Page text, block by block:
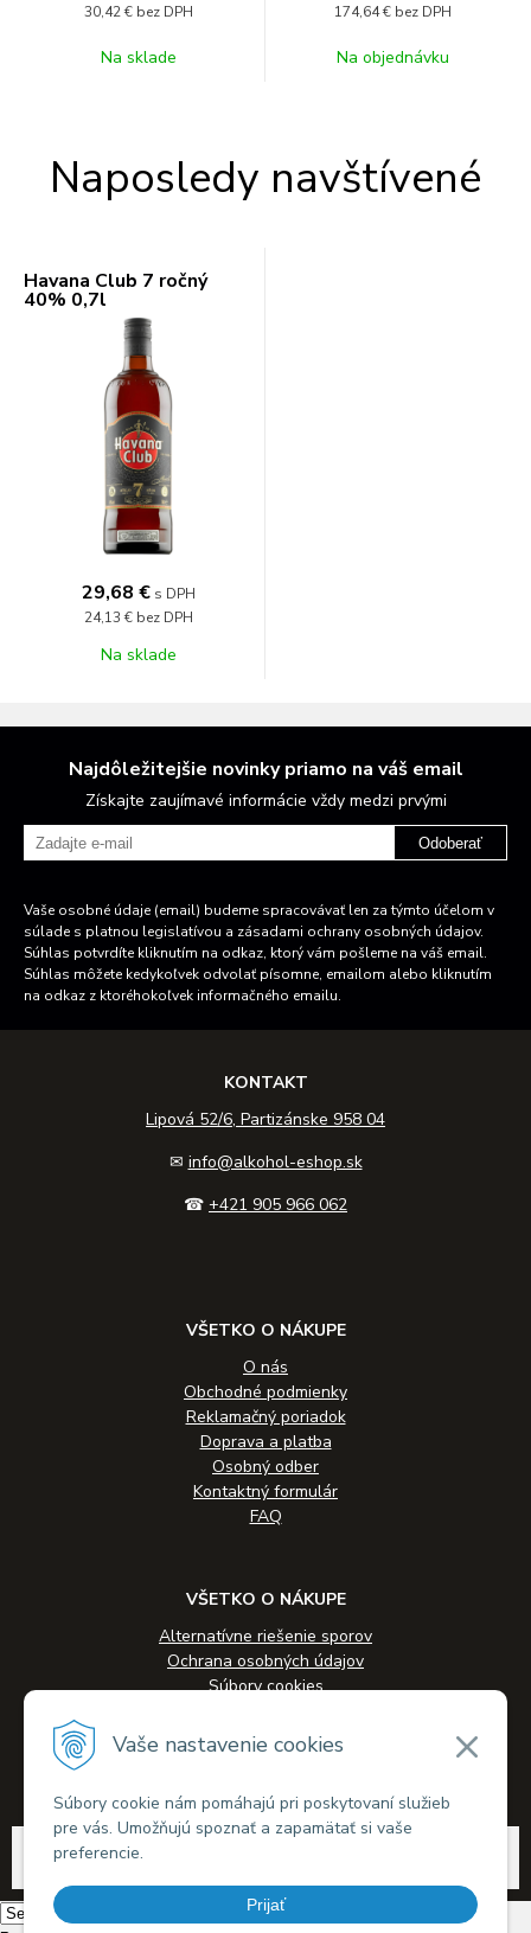
Vaše nastavenie cookies
Súbory cookie nám pomáhajú pri poskytovaní služieb
pre vás. Umožňujú spoznať a zapamätať si vaše
preferencie.
Prijať
30,42 € bez DPH
Na sklade
174,64 € bez DPH
Na objednávku
Naposledy navštívené
Havana Club 7 ročný
40% 0,7l
29,68 € s DPH
24,13 € bez DPH
Na sklade
Najdôležitejšie novinky priamo na váš email
Získajte zaujímavé informácie vždy medzi prvými
Odoberať
Vaše osobné údaje (email) budeme spracovávať len za týmto účelom v
súlade s platnou legislatívou a zásadami ochrany osobných údajov.
Súhlas potvrdíte kliknutím na odkaz, ktorý vám pošleme na váš email.
Súhlas môžete kedykoľvek odvolať písomne, emailom alebo kliknutím
na odkaz z ktoréhokoľvek informačného emailu.
KONTAKT
Lipová 52/6, Partizánske 958 04
✉ info@alkohol-eshop.sk
☎ +421 905 966 062
VŠETKO O NÁKUPE
O nás
Obchodné podmienky
Reklamačný poriadok
Doprava a platba
Osobný odber
Kontaktný formulár
FAQ
VŠETKO O NÁKUPE
Alternatívne riešenie sporov
Ochrana osobných údajov
Súbory cookies
Veľkoobchodná spolupráca
© 2026 Alkohol-eshop.sk •